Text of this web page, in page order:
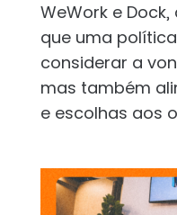
WeWork e
que uma
considerar a
mas também
e escolhas aos